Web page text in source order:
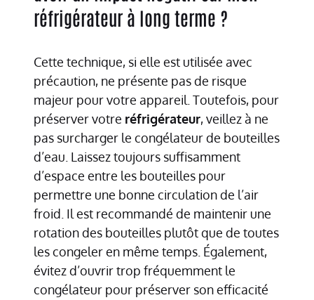
réfrigérateur à long terme ?
Cette technique, si elle est utilisée avec
précaution, ne présente pas de risque
majeur pour votre appareil. Toutefois, pour
préserver votre réfrigérateur, veillez à ne
pas surcharger le congélateur de bouteilles
d’eau. Laissez toujours suffisamment
d’espace entre les bouteilles pour
permettre une bonne circulation de l’air
froid. Il est recommandé de maintenir une
rotation des bouteilles plutôt que de toutes
les congeler en même temps. Également,
évitez d’ouvrir trop fréquemment le
congélateur pour préserver son efficacité